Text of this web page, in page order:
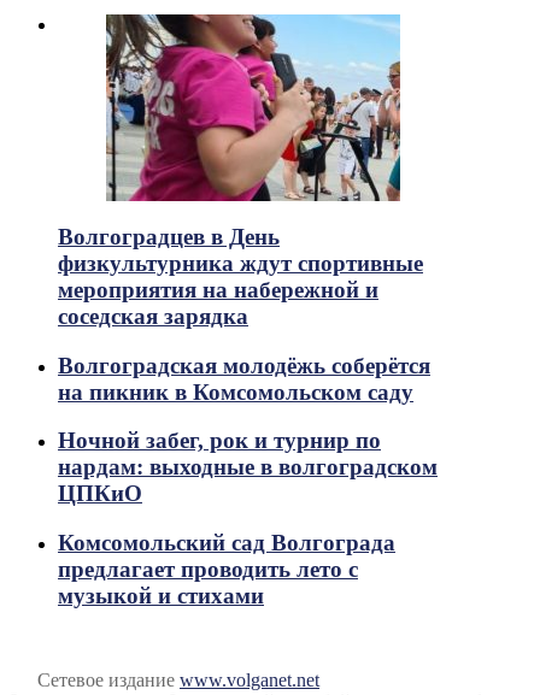
Волгоградцев в День
физкультурника ждут спортивные
мероприятия на набережной и
соседская зарядка
Волгоградская молодёжь соберётся
на пикник в Комсомольском саду
Ночной забег, рок и турнир по
нардам: выходные в волгоградском
ЦПКиО
Комсомольский сад Волгограда
предлагает проводить лето с
музыкой и стихами
Сетевое издание www.volganet.net